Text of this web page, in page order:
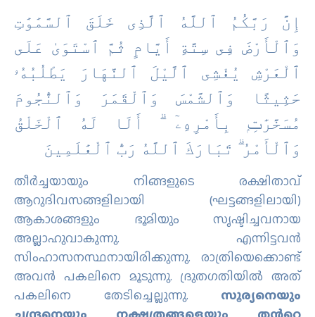
إِنَّ رَبَّكُمُ ٱللَّهُ ٱلَّذِى خَلَقَ ٱلسَّمَٰوَٰتِ
وَٱلْأَرْضَ فِى سِتَّةِ أَيَّامٍ ثُمَّ ٱسْتَوَىٰ عَلَى
ٱلْعَرْشِ يُغْشِى ٱلَّيْلَ ٱلنَّهَارَ يَطْلُبُهُۥ
حَثِيثًا وَٱلشَّمْسَ وَٱلْقَمَرَ وَٱلنُّجُومَ
مُسَخَّرَٰتِۭ بِأَمْرِهِۦٓ ۗ أَلَا لَهُ ٱلْخَلْقُ
وَٱلْأَمْرُ ۗ تَبَارَكَ ٱللَّهُ رَبُّ ٱلْعَٰلَمِينَ
തീര്‍ച്ചയായും നിങ്ങളുടെ രക്ഷിതാവ്
ആറുദിവസങ്ങളിലായി (ഘട്ടങ്ങളിലായി)
ആകാശങ്ങളും ഭൂമിയും സൃഷ്ടിച്ചവനായ
അല്ലാഹുവാകുന്നു. എന്നിട്ടവന്‍
സിംഹാസനസ്ഥനായിരിക്കുന്നു. രാത്രിയെക്കൊണ്ട്
അവന്‍ പകലിനെ മൂടുന്നു. ദ്രുതഗതിയില്‍ അത്
പകലിനെ തേടിച്ചെല്ലുന്നു. സൂര്യനെയും